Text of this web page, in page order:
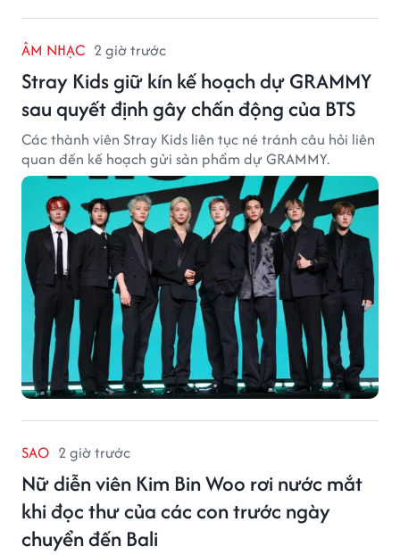
ÂM NHẠC 2 giờ trước
Stray Kids giữ kín kế hoạch dự GRAMMY
sau quyết định gây chấn động của BTS
Các thành viên Stray Kids liên tục né tránh câu hỏi liên
quan đến kế hoạch gửi sản phẩm dự GRAMMY.
SAO 2 giờ trước
Nữ diễn viên Kim Bin Woo rơi nước mắt
khi đọc thư của các con trước ngày
chuyển đến Bali